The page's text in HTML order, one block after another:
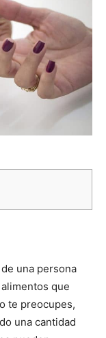
una persona
que
te preocupes,
una cantidad